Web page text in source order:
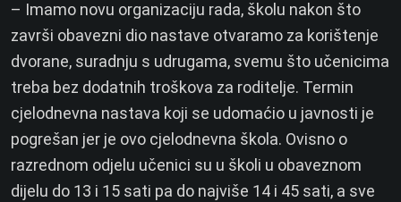
– Imamo novu organizaciju rada, školu nakon što
završi obavezni dio nastave otvaramo za korištenje
dvorane, suradnju s udrugama, svemu što učenicima
treba bez dodatnih troškova za roditelje. Termin
cjelodnevna nastava koji se udomaćio u javnosti je
pogrešan jer je ovo cjelodnevna škola. Ovisno o
razrednom odjelu učenici su u školi u obaveznom
dijelu do 13 i 15 sati pa do najviše 14 i 45 sati, a sve